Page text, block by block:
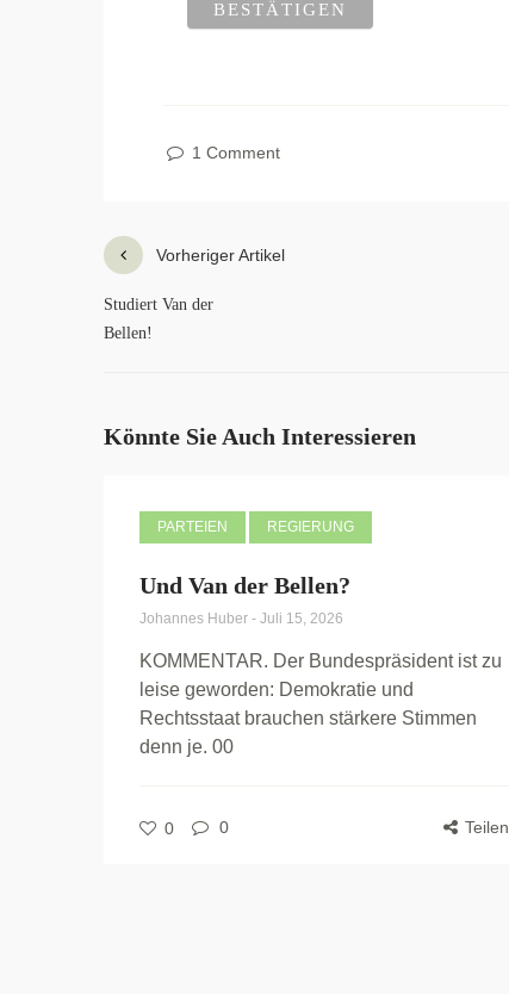
1 Comment
Vorheriger Artikel
Studiert Van der
Bellen!
Könnte Sie Auch Interessieren
PARTEIEN REGIERUNG
Und Van der Bellen?
Johannes Huber - Juli 15, 2026
KOMMENTAR. Der Bundespräsident ist zu
leise geworden: Demokratie und
Rechtsstaat brauchen stärkere Stimmen
denn je. 00
0 0 Teilen